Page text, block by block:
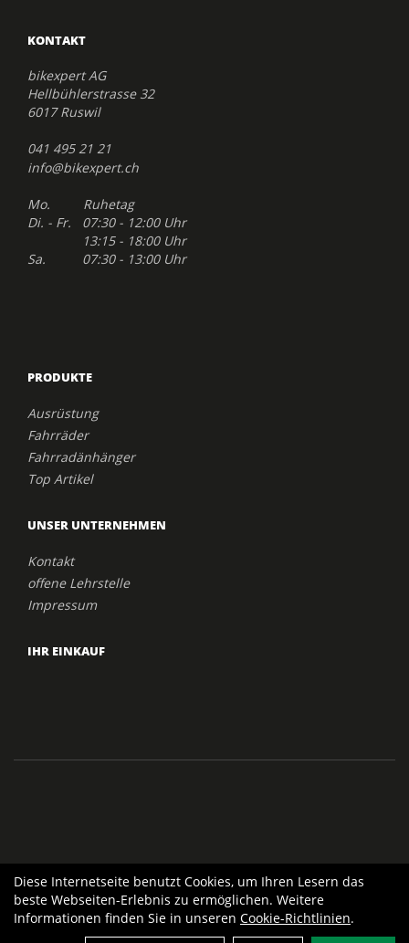
KONTAKT
bikexpert AG
Hellbühlerstrasse 32
6017 Ruswil
041 495 21 21
info@bikexpert.ch
Mo. Ruhetag
Di. - Fr. 07:30 - 12:00 Uhr
13:15 - 18:00 Uhr
Sa. 07:30 - 13:00 Uhr
PRODUKTE
Ausrüstung
Fahrräder
Fahrradänhänger
Top Artikel
UNSER UNTERNEHMEN
Kontakt
offene Lehrstelle
Impressum
IHR EINKAUF
Diese Internetseite benutzt Cookies, um Ihren Lesern das
beste Webseiten-Erlebnis zu ermöglichen. Weitere
Informationen finden Sie in unseren Cookie-Richtlinien.